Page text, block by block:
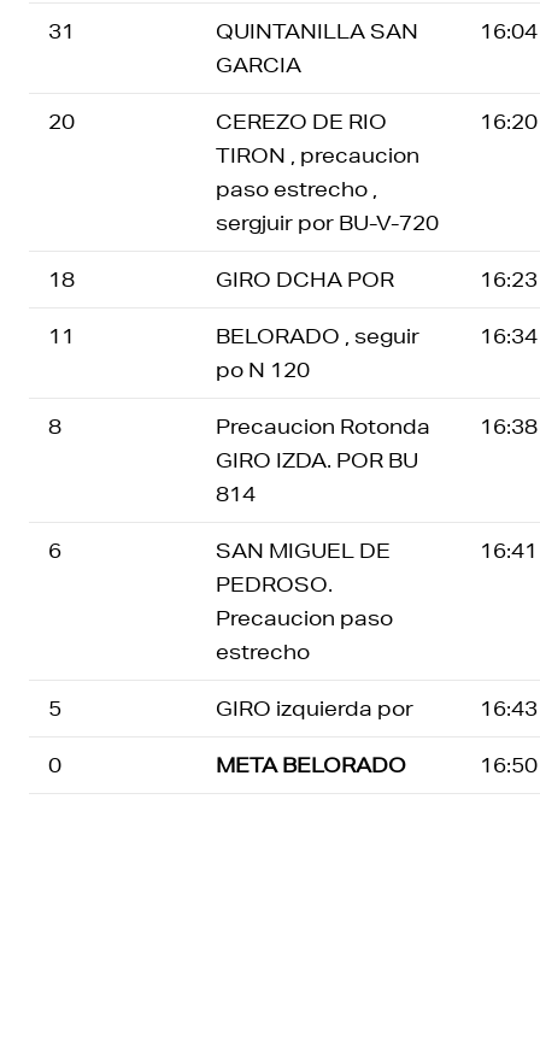
31
QUINTANILLA SAN
GARCIA
16:04
20
CEREZO DE RIO
TIRON , precaucion
paso estrecho ,
sergjuir por BU-V-720
16:20
18 GIRO DCHA POR 16:23
11
BELORADO , seguir
po N 120
16:34
8
Precaucion Rotonda
GIRO IZDA. POR BU
814
16:38
6
SAN MIGUEL DE
PEDROSO.
Precaucion paso
estrecho
16:41
5 GIRO izquierda por 16:43
0 META BELORADO 16:50